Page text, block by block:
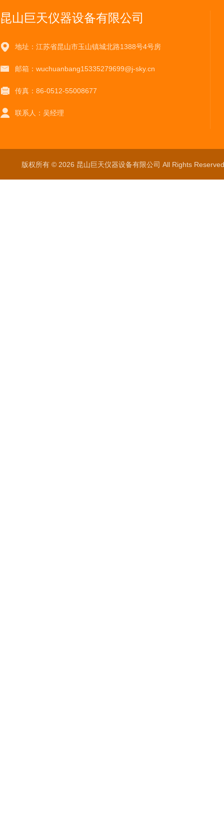
昆山巨天仪器设备有限公司
地址：江苏省昆山市玉山镇城北路1388号4号房
邮箱：wuchuanbang15335279699@j-sky.cn
传真：86-0512-55008677
联系人：吴经理
版权所有 © 2026 昆山巨天仪器设备有限公司 All Rights